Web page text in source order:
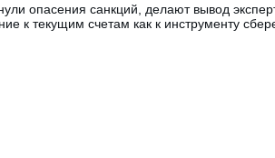
опасения санкций, делают вывод
к текущим счетам как к инструменту